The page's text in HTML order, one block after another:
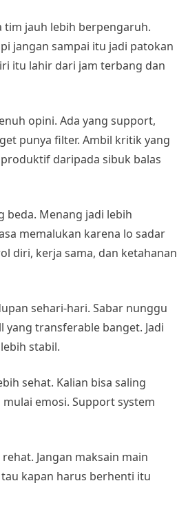
tim jauh lebih berpengaruh.
jangan sampai itu jadi patokan
itu lahir dari jam terbang dan
opini. Ada yang support,
punya filter. Ambil kritik yang
daripada sibuk balas
beda. Menang jadi lebih
memalukan karena lo sadar
diri, kerja sama, dan ketahanan
sehari-hari. Sabar nunggu
transferable banget. Jadi
stabil.
sehat. Kalian bisa saling
emosi. Support system
Jangan maksain main
kapan harus berhenti itu